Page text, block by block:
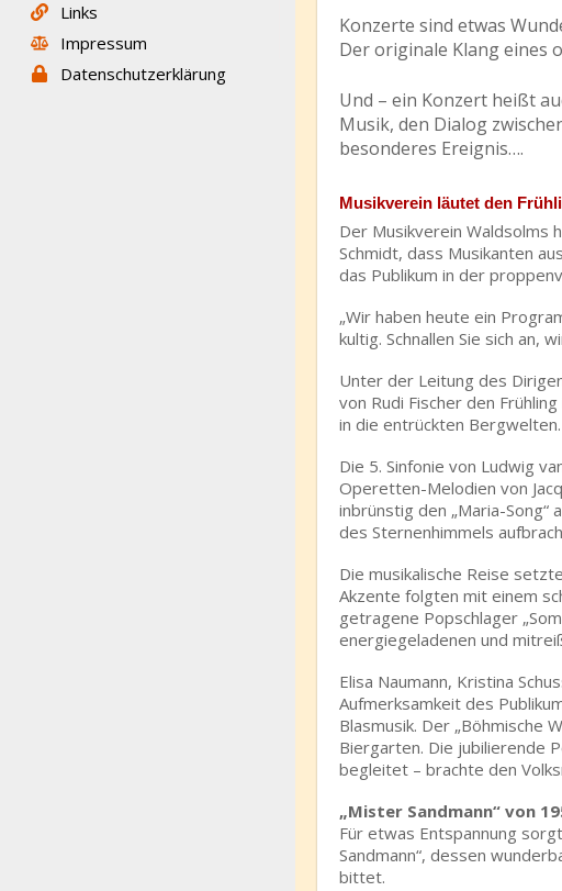
Links
Impressum
Datenschutzerklärung
Konzerte sind etwas
Der originale Klang eines
Und – ein Konzert heißt
Musik, den Dialog
besonderes Ereignis….
Musikverein läutet den
Der Musikverein Waldsolms
Schmidt, dass Musikanten
das Publikum in der
„Wir haben heute ein
kultig. Schnallen Sie sich an,
Unter der Leitung des
von Rudi Fischer den
in die entrückten Bergwelten.
Die 5. Sinfonie von Ludwig
Operetten-Melodien von
inbrünstig den „Maria-
des Sternenhimmels
Die musikalische Reise
Akzente folgten mit einem
getragene Popschlager
energiegeladenen und
Elisa Naumann, Kristina
Aufmerksamkeit des
Blasmusik. Der „Böhmische
Biergarten. Die jubilierende
begleitet – brachte den
„Mister Sandmann“ von
Für etwas Entspannung
Sandmann“, dessen
bittet.